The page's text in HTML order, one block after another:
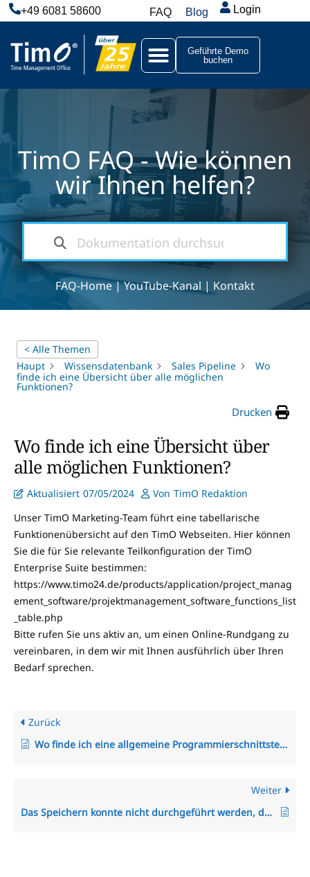
+49 6081 58600 FAQ Blog Login
Geführte Demo
buchen
TimO FAQ - Wie können
wir Ihnen helfen?
FAQ-Home|YouTube-Kanal | Kontakt
< Alle Themen
Haupt
Wissensdatenbank Sales Pipeline
Wo
finde ich eine Übersicht über alle möglichen
Funktionen?
Drucken
Wo finde ich eine Übersicht über
alle möglichen Funktionen?
Aktualisiert 07/05/2024 Von TimO Redaktion
Unser TimO Marketing-Team führt eine tabellarische
Funktionenübersicht auf den TimO Webseiten. Hier können
Sie die für Sie relevante Teilkonfiguration der TimO
Enterprise Suite bestimmen:
https://www.timo24.de/products/application/project_manag
ement_software/projektmanagement_software_functions_list
_table.php
Bitte rufen Sie uns aktiv an, um einen Online-Rundgang zu
vereinbaren, in dem wir mit Ihnen ausführlich über Ihren
Bedarf sprechen.
Zurück
Wo finde ich eine allgemeine Programmierschnittstelle (Restful API/Rest-API) zum TimO-System?
Weiter
Das Speichern konnte nicht durchgeführt werden, da die Personal-Nr. nicht eindeutig ist.